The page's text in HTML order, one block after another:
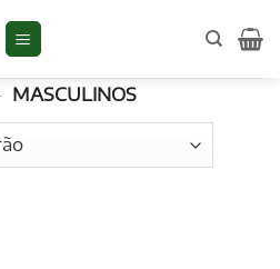
MASCULINOS